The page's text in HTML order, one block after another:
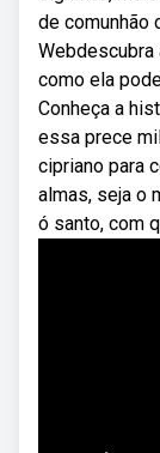
de comunhão
Webdescubra
como ela
Conheça a
essa prece
cipriano para
almas, seja o
ó santo, com